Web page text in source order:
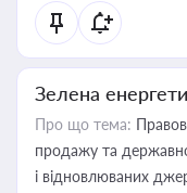
Зелена
Про що тема:
продажу та
і відновлюваних